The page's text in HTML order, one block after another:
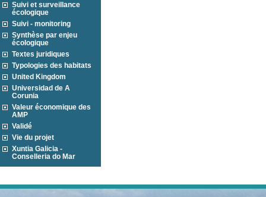
Suivi et surveillance
écologique
Suivi - monitoring
Synthèse par enjeu
écologique
Textes juridiques
Typologies des habitats
United Kingdom
Universidad de A
Corunia
Valeur économique des
AMP
Validé
Vie du projet
Xuntia Galicia -
Conselleria do Mar